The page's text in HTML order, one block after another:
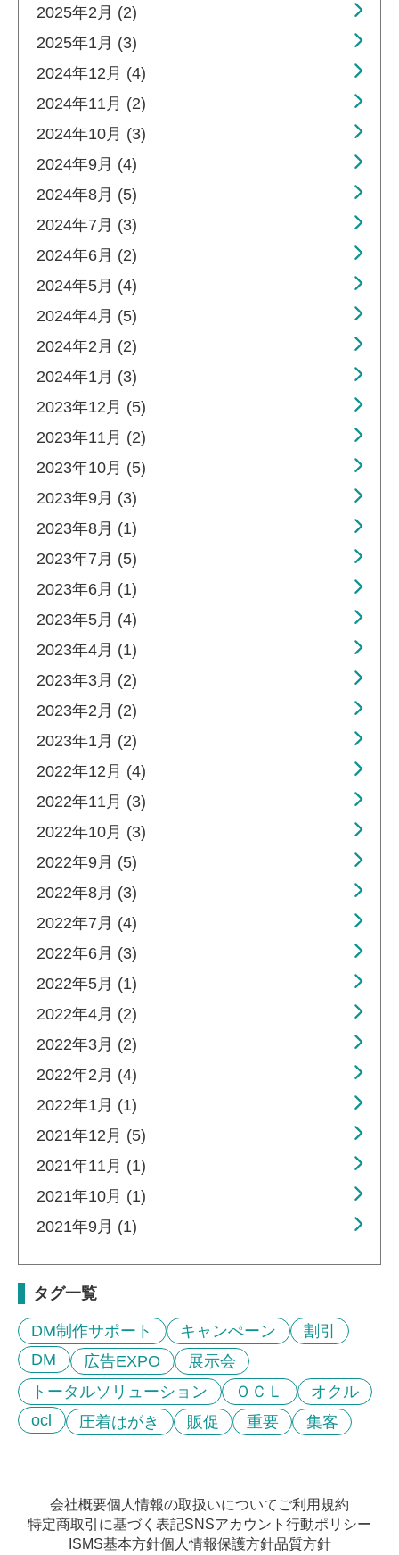
2025年2月 (2)
2025年1月 (3)
2024年12月 (4)
2024年11月 (2)
2024年10月 (3)
2024年9月 (4)
2024年8月 (5)
2024年7月 (3)
2024年6月 (2)
2024年5月 (4)
2024年4月 (5)
2024年2月 (2)
2024年1月 (3)
2023年12月 (5)
2023年11月 (2)
2023年10月 (5)
2023年9月 (3)
2023年8月 (1)
2023年7月 (5)
2023年6月 (1)
2023年5月 (4)
2023年4月 (1)
2023年3月 (2)
2023年2月 (2)
2023年1月 (2)
2022年12月 (4)
2022年11月 (3)
2022年10月 (3)
2022年9月 (5)
2022年8月 (3)
2022年7月 (4)
2022年6月 (3)
2022年5月 (1)
2022年4月 (2)
2022年3月 (2)
2022年2月 (4)
2022年1月 (1)
2021年12月 (5)
2021年11月 (1)
2021年10月 (1)
2021年9月 (1)
タグ一覧
DM制作サポート キャンぺーン
割引
DM
広告EXPO
展示会
トータルソリューション
ＯＣＬ
オクル
ocl
圧着はがき 販促 重要 集客
会社概要個人情報の取扱いについて ご利用規約
特定商取引に基づく表記SNSアカウント行動ポリシー
ISMS基本方針個人情報保護方針品質方針